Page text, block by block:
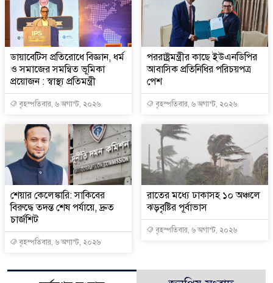
ডায়াবেটিস প্রতিরোধে বিজ্ঞান, ধর্ম
ও সমাজের সমন্বিত ভূমিকা
প্রয়োজন : স্বাস্থ্য প্রতিমন্ত্রী
বৃহস্পতিবার, ৬ অগাস্ট, ২০২৬
পররাষ্ট্রমন্ত্রীর কা‌ছে ইউএনডিপির
আবাসিক প্রতিনিধির পরিচয়পত্র
পেশ
বৃহস্পতিবার, ৬ অগাস্ট, ২০২৬
শেয়ার কেলেঙ্কারি: সাকিবের
বিরুদ্ধে তদন্ত শেষ পর্যায়ে, দ্রুত
চার্জশিট
বৃহস্পতিবার, ৬ অগাস্ট, ২০২৬
রাতের মধ্যে ঢাকাসহ ১০ অঞ্চলে
ঝড়বৃষ্টির পূর্বাভাস
বৃহস্পতিবার, ৬ অগাস্ট, ২০২৬